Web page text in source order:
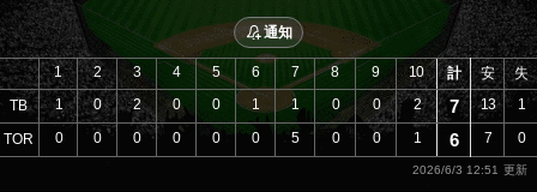
通知
TB
TOR
1 2 3 4 5 6 7 8 9
10
1
0 2 0 0 1 1 0 0
2
0
0 0 0 0 0 5 0 0 1
計 安 失
7 13 1
6 7 0
2026/6/3 12:51